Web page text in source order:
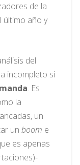
de la
último año y
del
incompleto si
. Es
la
un
un boom e
es apenas